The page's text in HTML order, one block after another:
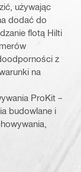
używając
dodać do
flotą Hilti
z
na
ProKit –
budowlane i